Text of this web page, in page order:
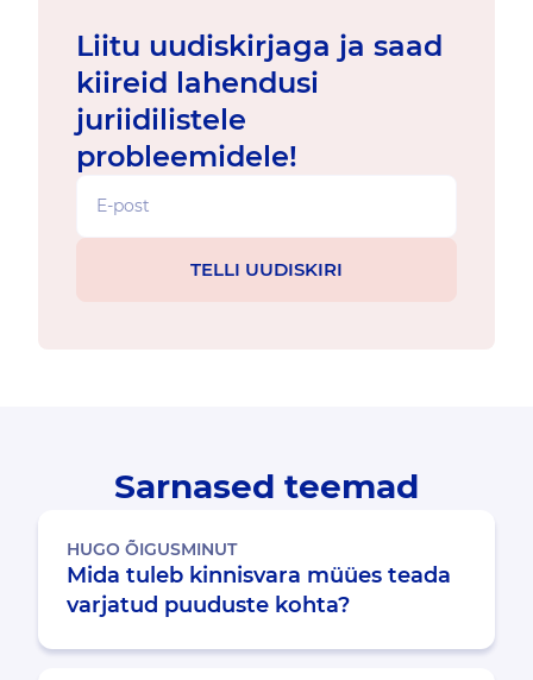
Liitu uudiskirjaga ja saad
kiireid lahendusi
juriidilistele
probleemidele!
Sarnased teemad
HUGO ÕIGUSMINUT
Mida tuleb kinnisvara müües teada
varjatud puuduste kohta?